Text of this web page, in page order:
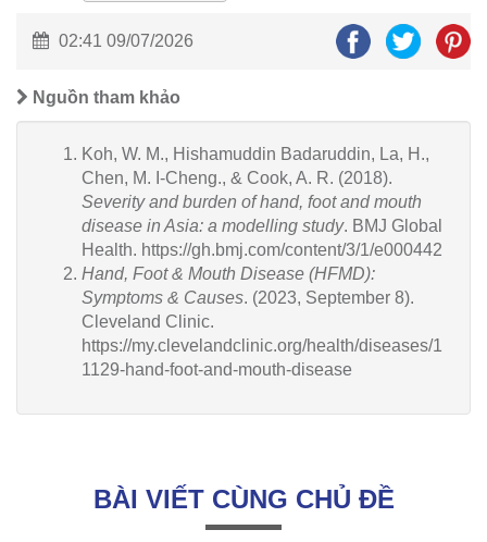
02:41 09/07/2026
Nguồn tham khảo
Koh, W. M., Hishamuddin Badaruddin, La, H.,
Chen, M. I-Cheng., & Cook, A. R. (2018).
Severity and burden of hand, foot and mouth
disease in Asia: a modelling study. BMJ Global
Health. https://gh.bmj.com/content/3/1/e000442
Hand, Foot & Mouth Disease (HFMD):
Symptoms & Causes. (2023, September 8).
Cleveland Clinic.
https://my.clevelandclinic.org/health/diseases/1
1129-hand-foot-and-mouth-disease
BÀI VIẾT CÙNG CHỦ ĐỀ